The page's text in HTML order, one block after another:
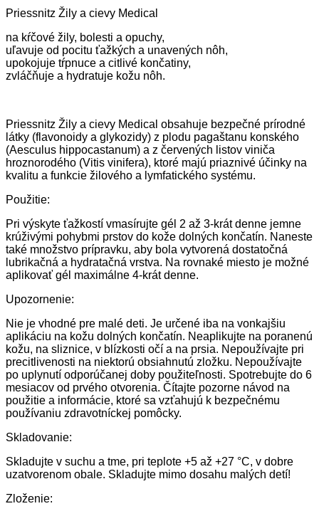
Priessnitz Žily a cievy Medical
na kŕčové žily, bolesti a opuchy,
uľavuje od pocitu ťažkých a unavených nôh,
upokojuje tŕpnuce a citlivé končatiny,
zvláčňuje a hydratuje kožu nôh.
Priessnitz Žily a cievy Medical obsahuje bezpečné prírodné
látky (flavonoidy a glykozidy) z plodu pagaštanu konského
(Aesculus hippocastanum) a z červených listov viniča
hroznorodého (Vitis vinifera), ktoré majú priaznivé účinky na
kvalitu a funkcie žilového a lymfatického systému.
Použitie:
Pri výskyte ťažkostí vmasírujte gél 2 až 3-krát denne jemne
krúživými pohybmi prstov do kože dolných končatín. Naneste
také množstvo prípravku, aby bola vytvorená dostatočná
lubrikačná a hydratačná vrstva. Na rovnaké miesto je možné
aplikovať gél maximálne 4-krát denne.
Upozornenie:
Nie je vhodné pre malé deti. Je určené iba na vonkajšiu
aplikáciu na kožu dolných končatín. Neaplikujte na poranenú
kožu, na sliznice, v blízkosti očí a na prsia. Nepoužívajte pri
precitlivenosti na niektorú obsiahnutú zložku. Nepoužívajte
po uplynutí odporúčanej doby použiteľnosti. Spotrebujte do 6
mesiacov od prvého otvorenia. Čítajte pozorne návod na
použitie a informácie, ktoré sa vzťahujú k bezpečnému
používaniu zdravotníckej pomôcky.
Skladovanie:
Skladujte v suchu a tme, pri teplote +5 až +27 °C, v dobre
uzatvorenom obale. Skladujte mimo dosahu malých detí!
Zloženie: